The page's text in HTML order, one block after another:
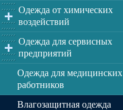
Одежда от химических
воздействий
Одежда для сервисных
предприятий
Одежда для медицинских
работников
Влагозащитная одежда